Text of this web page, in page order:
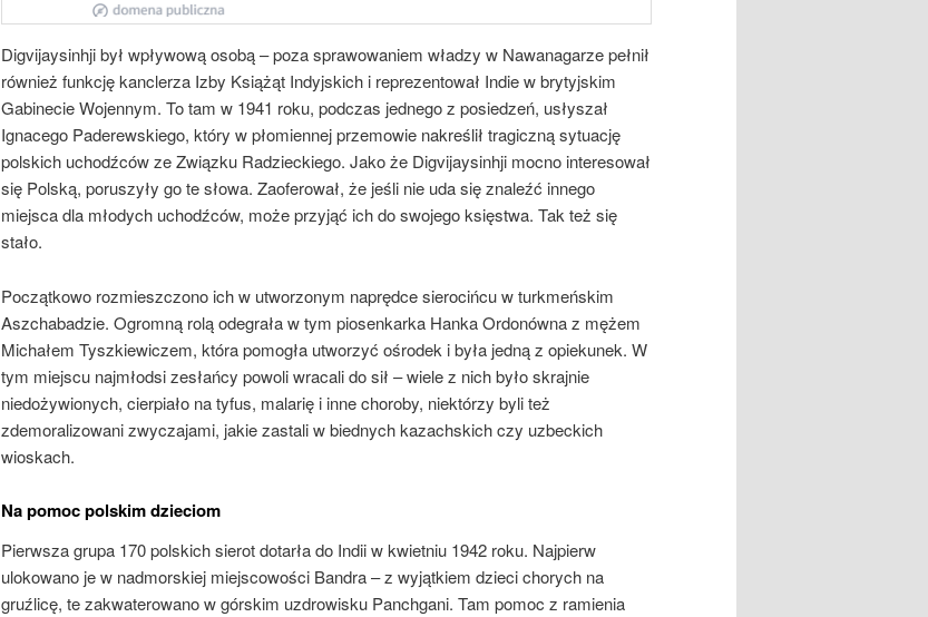
Digvijaysinhji był wpływową osobą – poza sprawowaniem władzy w Nawanagarze pełnił
również funkcję kanclerza Izby Książąt Indyjskich i reprezentował Indie w brytyjskim
Gabinecie Wojennym. To tam w 1941 roku, podczas jednego z posiedzeń, usłyszał
Ignacego Paderewskiego, który w płomiennej przemowie nakreślił tragiczną sytuację
polskich uchodźców ze Związku Radzieckiego. Jako że Digvijaysinhji mocno interesował
się Polską, poruszyły go te słowa. Zaoferował, że jeśli nie uda się znaleźć innego
miejsca dla młodych uchodźców, może przyjąć ich do swojego księstwa. Tak też się
stało.
Początkowo rozmieszczono ich w utworzonym naprędce sierocińcu w turkmeńskim
Aszchabadzie. Ogromną rolą odegrała w tym piosenkarka Hanka Ordonówna z mężem
Michałem Tyszkiewiczem, która pomogła utworzyć ośrodek i była jedną z opiekunek. W
tym miejscu najmłodsi zesłańcy powoli wracali do sił – wiele z nich było skrajnie
niedożywionych, cierpiało na tyfus, malarię i inne choroby, niektórzy byli też
zdemoralizowani zwyczajami, jakie zastali w biednych kazachskich czy uzbeckich
wioskach.
Na pomoc polskim dzieciom
Pierwsza grupa 170 polskich sierot dotarła do Indii w kwietniu 1942 roku. Najpierw
ulokowano je w nadmorskiej miejscowości Bandra – z wyjątkiem dzieci chorych na
gruźlicę, te zakwaterowano w górskim uzdrowisku Panchgani. Tam pomoc z ramienia